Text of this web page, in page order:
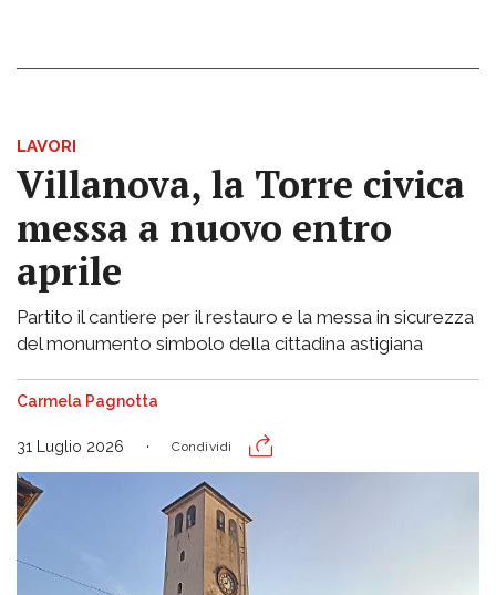
LAVORI
Villanova, la Torre civica
messa a nuovo entro
aprile
Partito il cantiere per il restauro e la messa in sicurezza
del monumento simbolo della cittadina astigiana
Carmela Pagnotta
31 Luglio 2026 Condividi